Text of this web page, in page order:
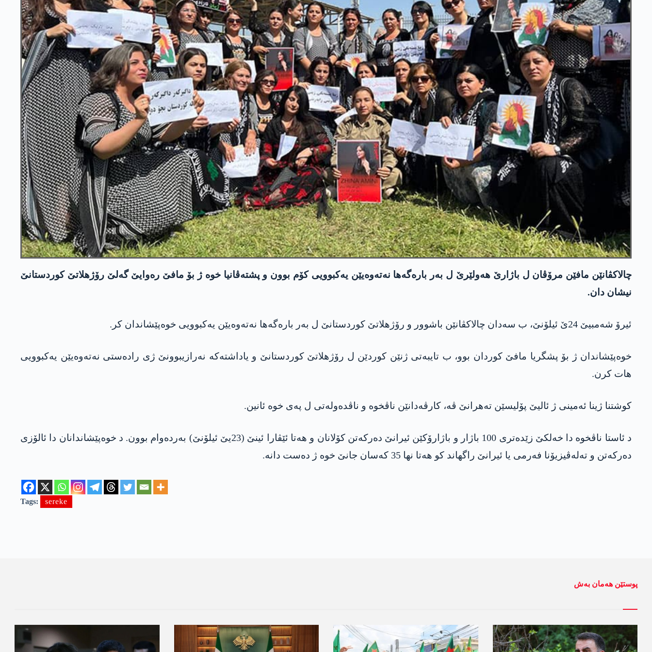
چالاکڤانێن مافێن مرۆڤان ل باژارێ ھەولێرێ ل بەر بارەگەھا نەتەوەیێن یەکبوویی کۆم بوون و پشتەڤانیا خوە ژ بۆ مافێ رەوایێ گەلێ رۆژھلاتێ کوردستانێ
نیشان دان.
ئیرۆ شەمبیێ 24ێ ئیلۆنێ، ب سەدان چالاکڤانێن باشوور و رۆژھلاتێ کوردستانێ ل بەر بارەگەھا نەتەوەیێن یەکبوویی خوەپێشاندان کر.
خوەپێشاندان ژ بۆ پشگریا مافێ کوردان بوو، ب تایبەتی ژنێن کوردێن ل رۆژھلاتێ کوردستانێ و یاداشتەکە نەرازیبوونێ ژی رادەستی نەتەوەیێن یەکبوویی
ھات کرن.
کوشتنا ژینا ئەمینی ژ ئالیێ پۆلیسێن تەھرانێ ڤە، کارڤەدانێن ناڤخوە و ناڤدەولەتی ل پەی خوە ئانین.
د ئاستا ناڤخوە دا خەلکێ زێدەتری 100 باژار و باژارۆکێن ئیرانێ دەرکەتن کۆلانان و ھەتا ئێڤارا ئینێ (23یێ ئیلۆنێ) بەردەوام بوون. د خوەپێشاندانان دا ئالۆزی
دەرکەتن و تەلەڤیزیۆنا فەرمی یا ئیرانێ راگھاند کو ھەتا نھا 35 کەسان جانێ خوە ژ دەست دانە.
Tags: sereke
پوستێن ھەمان بەش